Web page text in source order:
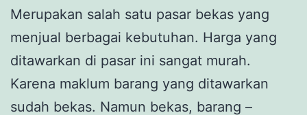
Merupakan salah satu pasar bekas yang
menjual berbagai kebutuhan. Harga yang
ditawarkan di pasar ini sangat murah.
Karena maklum barang yang ditawarkan
sudah bekas. Namun bekas, barang –